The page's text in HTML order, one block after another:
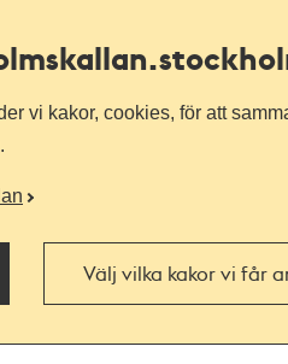
vi kakor, cookies, för att
Välj vilka kakor vi får